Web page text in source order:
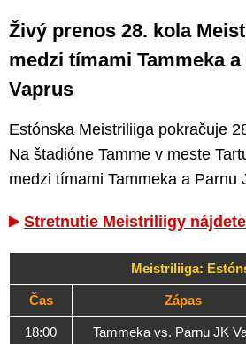
Živý prenos 28. kola
medzi tímami Tammeka
Vaprus
Estónska Meistriliiga pokračuje
Na štadióne Tamme v meste
medzi tímami Tammeka a Parnu
Stretnutie Meistriliigy
Meistriliiga:
Čas Zápas
18:00 Tammeka vs. Parnu JK